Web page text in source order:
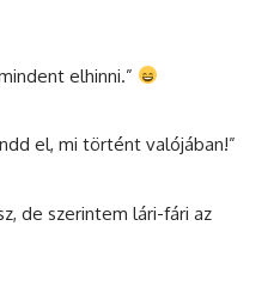
elhinni.”
el, mi történt valójában!”
de szerintem lári-fári az